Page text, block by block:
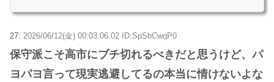
27: 2026/06/12(金) 00:03:06.02 ID:SpSbCwqP0
保守派こそ高市にブチ切れるべきだと思うけど、パ
ヨパヨ言って現実逃避してるの本当に情けないよな